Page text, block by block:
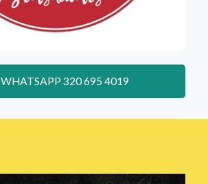
WHATSAPP 320 695 4019